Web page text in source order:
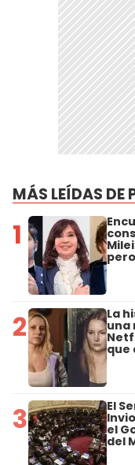
MÁS LEÍDAS DE
1
2 La
una
que
3 El
el
del